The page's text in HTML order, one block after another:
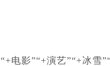
“+电影”“+演艺”“+冰雪